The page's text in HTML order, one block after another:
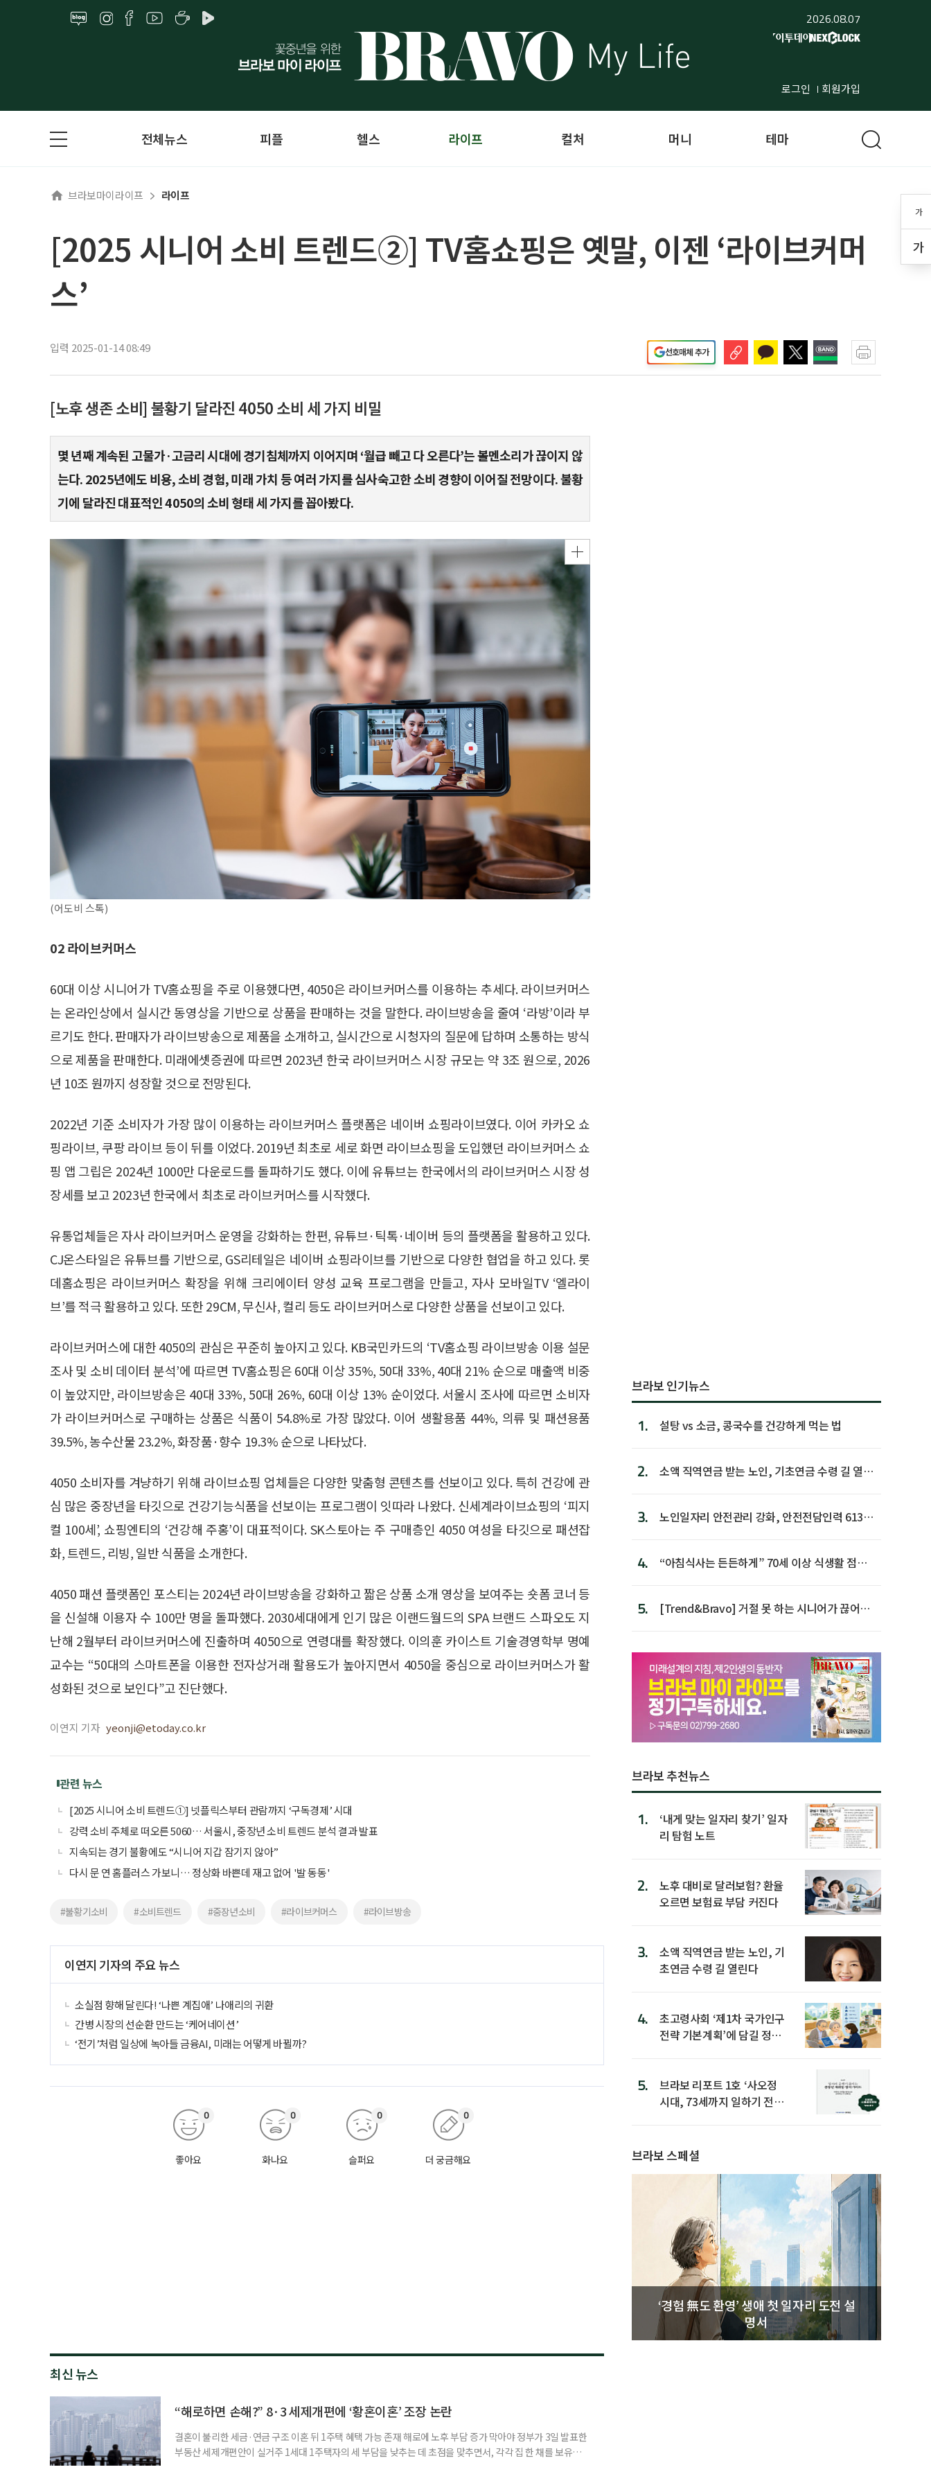
2026.08.07
로그인 회원가입
가
가
전체뉴스 피플 헬스 라이프 컬처 머니 테마
브라보마이라이프 라이프
[2025 시니어 소비 트렌드②] TV홈쇼핑은 옛말, 이젠 ‘라이브커머
스’
입력 2025-01-14 08:49 선호매체 추가
[노후 생존 소비] 불황기 달라진 4050 소비 세 가지 비밀
몇 년째 계속된 고물가·고금리 시대에 경기침체까지 이어지며 ‘월급 빼고 다 오른다’는 볼멘소리가 끊이지 않
는다. 2025년에도 비용, 소비 경험, 미래 가치 등 여러 가지를 심사숙고한 소비 경향이 이어질 전망이다. 불황
기에 달라진 대표적인 4050의 소비 형태 세 가지를 꼽아봤다.
(어도비 스톡)
02 라이브커머스
60대 이상 시니어가 TV홈쇼핑을 주로 이용했다면, 4050은 라이브커머스를 이용하는 추세다. 라이브커머스
는 온라인상에서 실시간 동영상을 기반으로 상품을 판매하는 것을 말한다. 라이브방송을 줄여 ‘라방’이라 부
르기도 한다. 판매자가 라이브방송으로 제품을 소개하고, 실시간으로 시청자의 질문에 답하며 소통하는 방식
으로 제품을 판매한다. 미래에셋증권에 따르면 2023년 한국 라이브커머스 시장 규모는 약 3조 원으로, 2026
년 10조 원까지 성장할 것으로 전망된다.
2022년 기준 소비자가 가장 많이 이용하는 라이브커머스 플랫폼은 네이버 쇼핑라이브였다. 이어 카카오 쇼
핑라이브, 쿠팡 라이브 등이 뒤를 이었다. 2019년 최초로 세로 화면 라이브쇼핑을 도입했던 라이브커머스 쇼
핑 앱 그립은 2024년 1000만 다운로드를 돌파하기도 했다. 이에 유튜브는 한국에서의 라이브커머스 시장 성
장세를 보고 2023년 한국에서 최초로 라이브커머스를 시작했다.
유통업체들은 자사 라이브커머스 운영을 강화하는 한편, 유튜브·틱톡·네이버 등의 플랫폼을 활용하고 있다.
CJ온스타일은 유튜브를 기반으로, GS리테일은 네이버 쇼핑라이브를 기반으로 다양한 협업을 하고 있다. 롯
데홈쇼핑은 라이브커머스 확장을 위해 크리에이터 양성 교육 프로그램을 만들고, 자사 모바일TV ‘엘라이
브’를 적극 활용하고 있다. 또한 29CM, 무신사, 컬리 등도 라이브커머스로 다양한 상품을 선보이고 있다.
라이브커머스에 대한 4050의 관심은 꾸준히 높아지고 있다. KB국민카드의 ‘TV홈쇼핑 라이브방송 이용 설문
조사 및 소비 데이터 분석’에 따르면 TV홈쇼핑은 60대 이상 35%, 50대 33%, 40대 21% 순으로 매출액 비중
이 높았지만, 라이브방송은 40대 33%, 50대 26%, 60대 이상 13% 순이었다. 서울시 조사에 따르면 소비자
가 라이브커머스로 구매하는 상품은 식품이 54.8%로 가장 많았다. 이어 생활용품 44%, 의류 및 패션용품
39.5%, 농수산물 23.2%, 화장품·향수 19.3% 순으로 나타났다.
4050 소비자를 겨냥하기 위해 라이브쇼핑 업체들은 다양한 맞춤형 콘텐츠를 선보이고 있다. 특히 건강에 관
심 많은 중장년을 타깃으로 건강기능식품을 선보이는 프로그램이 잇따라 나왔다. 신세계라이브쇼핑의 ‘피지
컬 100세’, 쇼핑엔티의 ‘건강해 주홍’이 대표적이다. SK스토아는 주 구매층인 4050 여성을 타깃으로 패션잡
화, 트렌드, 리빙, 일반 식품을 소개한다.
4050 패션 플랫폼인 포스티는 2024년 라이브방송을 강화하고 짧은 상품 소개 영상을 보여주는 숏폼 코너 등
을 신설해 이용자 수 100만 명을 돌파했다. 2030세대에게 인기 많은 이랜드월드의 SPA 브랜드 스파오도 지
난해 2월부터 라이브커머스에 진출하며 4050으로 연령대를 확장했다. 이의훈 카이스트 기술경영학부 명예
교수는 “50대의 스마트폰을 이용한 전자상거래 활용도가 높아지면서 4050을 중심으로 라이브커머스가 활
성화된 것으로 보인다”고 진단했다.
이연지 기자 yeonji@etoday.co.kr
관련 뉴스
[2025 시니어 소비 트렌드①] 넷플릭스부터 관람까지 ‘구독경제’ 시대
강력 소비 주체로 떠오른 5060… 서울시, 중장년 소비 트렌드 분석 결과 발표
지속되는 경기 불황에도 “시니어 지갑 잠기지 않아”
다시 문 연 홈플러스 가보니… 정상화 바쁜데 재고 없어 '발 동동'
#불황기소비 #소비트렌드 #중장년소비 #라이브커머스 #라이브방송
이연지 기자의 주요 뉴스
소실점 향해 달린다! ‘나쁜 계집애’ 나애리의 귀환
간병 시장의 선순환 만드는 ‘케어네이션’
‘전기’처럼 일상에 녹아들 금융AI, 미래는 어떻게 바뀔까?
좋아요
0
화나요
0
슬퍼요
0
더 궁금해요
0
최신 뉴스
“해로하면 손해?” 8·3 세제개편에 ‘황혼이혼’ 조장 논란
결혼이 불리한 세금·연금 구조 이혼 뒤 1주택 혜택 가능 존재 해로에 노후 부담 증가 막아야 정부가 3일 발표한
부동산 세제개편안이 실거주 1세대 1주택자의 세 부담을 낮추는 데 초점을 맞추면서, 각각 집 한 채를 보유한
브라보 인기뉴스
1. 설탕 vs 소금, 콩국수를 건강하게 먹는 법
2.
소액 직역연금 받는 노인, 기초연금 수령 길 열린
3.
노인일자리 안전관리 강화, 안전전담인력 613명
4.
“아침식사는 든든하게” 70세 이상 식생활 점수
5.
[Trend&Bravo] 거절 못 하는 시니어가 끊어야
브라보 추천뉴스
1.
‘내게 맞는 일자리 찾기’ 일자
리 탐험 노트
2.
노후 대비로 달러보험? 환율
오르면 보험료 부담 커진다
3.
소액 직역연금 받는 노인, 기
초연금 수령 길 열린다
4.
초고령사회 ‘제1차 국가인구
전략 기본계획’에 담길 정책
5.
브라보 리포트 1호 ‘사오정
시대, 73세까지 일하기 전략’
브라보 스페셜
‘경험 無도 환영’ 생애 첫 일자리 도전 설
명서